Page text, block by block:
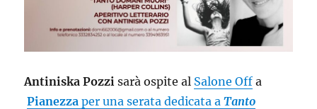
Antiniska Pozzi sarà ospite al Salone Off a
Pianezza per una serata dedicata aTanto